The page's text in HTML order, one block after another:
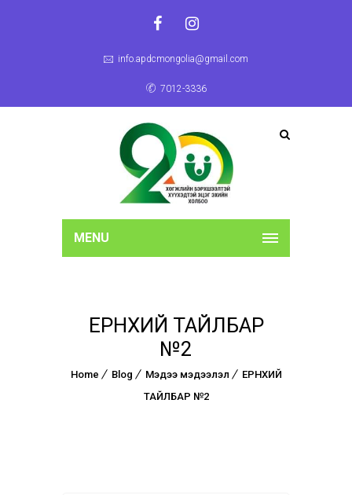
info.apdcmongolia@gmail.com
7012-3336
MENU
ЕРӨНХИЙ ТАЙЛБАР
№2
Home Blog Мэдээ мэдээлэл
ЕРӨНХИЙ
ТАЙЛБАР №2